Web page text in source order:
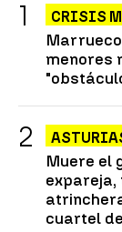
CRISIS
menores
Muere el
expareja,
cuartel